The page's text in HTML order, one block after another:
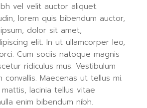
vel velit auctor aliquet.
lorem quis bibendum auctor,
dolor sit amet,
elit. In ut ullamcorper leo,
Cum sociis natoque magnis
ridiculus mus. Vestibulum
convallis. Maecenas ut tellus mi.
lacinia tellus vitae
enim bibendum nibh.